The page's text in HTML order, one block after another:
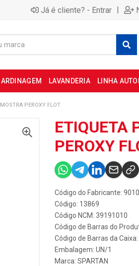
Já é cliente? - Entrar |
LAVANDERIA LINHA
PEROXY FLOT
ETIQUETA
PEROXY
Código do Fabricante:
Código: 13869
Código NCM: 39191010
Código de Barras do
Código de Barras da
Embalagem: UN/1
Marca: SPARTAN